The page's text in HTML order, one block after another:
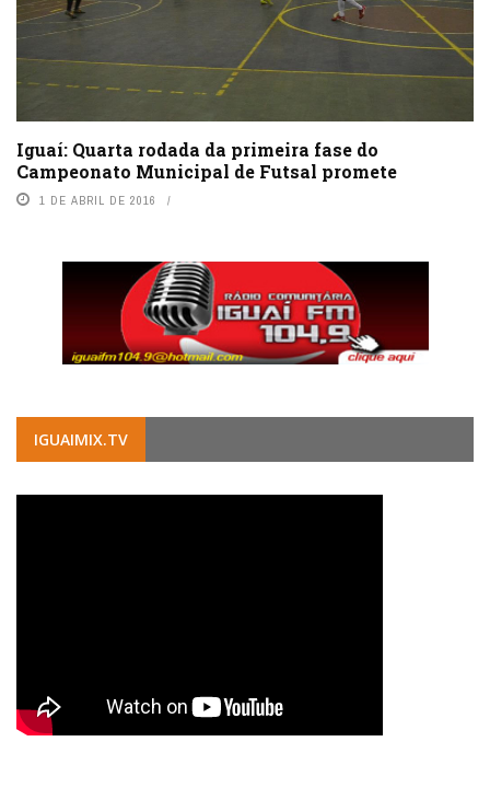
Iguaí: Quarta rodada da primeira fase do
Campeonato Municipal de Futsal promete
1 DE ABRIL DE 2016
IGUAIMIX.TV